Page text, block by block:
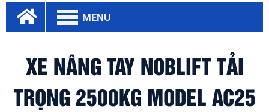
MENU
XE NÂNG TAY NOBLIFT TẢI
TRỌNG 2500KG MODEL AC25